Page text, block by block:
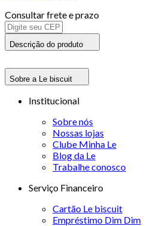
Consultar frete e prazo
Descrição do produto
Sobre a Le biscuit
Institucional
Sobre nós
Nossas lojas
Clube Minha Le
Blog da Le
Trabalhe conosco
Serviço Financeiro
Cartão Le biscuit
Empréstimo Dim Dim